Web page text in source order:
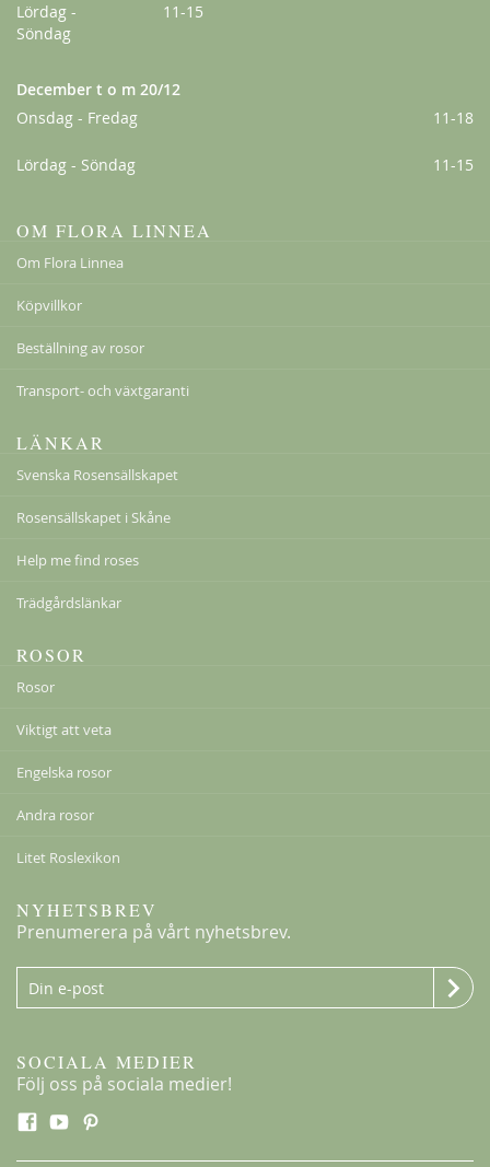
Lördag -
Söndag
11-15
December t o m 20/12
Onsdag - Fredag
11-18
Lördag - Söndag 11-15
OM FLORA LINNEA
Om Flora Linnea
Köpvillkor
Beställning av rosor
Transport- och växtgaranti
LÄNKAR
Svenska Rosensällskapet
Rosensällskapet i Skåne
Help me find roses
Trädgårdslänkar
ROSOR
Rosor
Viktigt att veta
Engelska rosor
Andra rosor
Litet Roslexikon
NYHETSBREV
Prenumerera på vårt nyhetsbrev.
SOCIALA MEDIER
Följ oss på sociala medier!